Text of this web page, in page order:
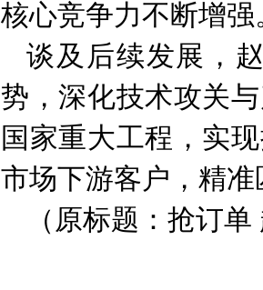
核心竞争力不断增强
谈及后续发展，
势，深化技术攻关
国家重大工程，实
市场下游客户，精
（原标题：抢订